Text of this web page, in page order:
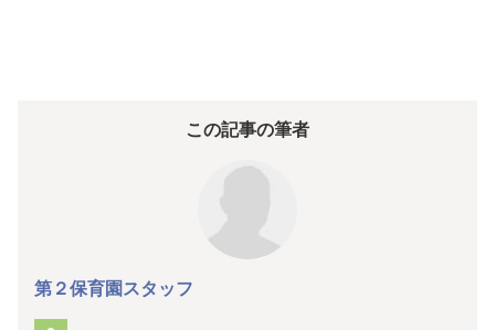
この記事の筆者
第２保育園スタッフ